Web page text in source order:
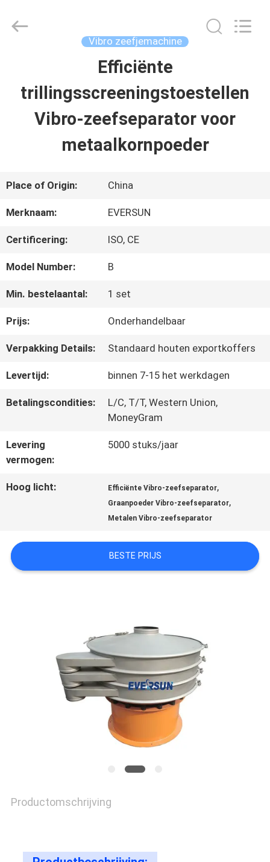
PRODUCTEN
SHOW
FABRIEKSREIS
CONTACTEER
ONS
VERZOEK
OM EEN
SITEMAP
Vibro zeefjemachine
Efficiënte
trillingsscreeningstoestellen
Vibro-zeefseparator voor
metaalkornpoeder
Place of Origin: China
Merknaam: EVERSUN
Certificering: ISO, CE
Model Number: B
Min. bestelaantal: 1 set
Prijs: Onderhandelbaar
Verpakking Details: Standaard houten exportkoffers
Levertijd: binnen 7-15 het werkdagen
Betalingscondities:
L/C, T/T, Western Union,
MoneyGram
Levering
vermogen:
5000 stuks/jaar
Hoog licht: Efficiënte Vibro-zeefseparator,
Graanpoeder Vibro-zeefseparator,
Metalen Vibro-zeefseparator
BESTE PRIJS
Productomschrijving